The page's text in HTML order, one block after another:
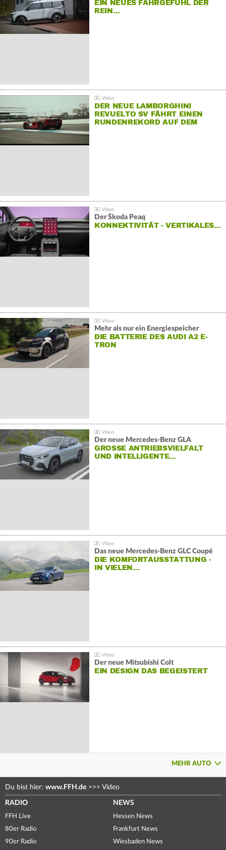
EIN NEUES FAHRGEFÜHL DER
REIN…
DER NEUE LAMBORGHINI
REVUELTO SV FÄHRT EINEN
RUNDENREKORD AUF DEM
Der Škoda Peaq
KONNEKTIVITÄT - VERTIKALES…
Mehr als nur ein Energiespeicher
DIE BATTERIE DES AUDI A2 E-
TRON
Der neue Mercedes-Benz GLA
GROSSE ANTRIEBSVIELFALT U
ND INTELLIGENTE…
Das neue Mercedes-Benz GLC Coupé
DIE KOMFORTAUSSTATTUNG -
IN VIELEN…
Der neue Mitsubishi Colt
EIN DESIGN DAS BEGEISTERT
MEHR AUTO
Du bist hier: www.FFH.de >>> Video
RADIO
FFH Live
80er Radio
90er Radio
NEWS
Hessen News
Frankfurt News
Wiesbaden News